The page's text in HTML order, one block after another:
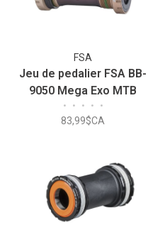
FSA
Jeu de pedalier FSA BB-
9050 Mega Exo MTB
68/73mm Steel 200-1852
• • • • •
83,99$CA